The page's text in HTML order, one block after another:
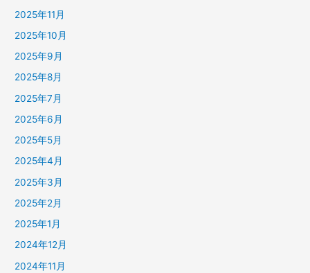
2025年11月
2025年10月
2025年9月
2025年8月
2025年7月
2025年6月
2025年5月
2025年4月
2025年3月
2025年2月
2025年1月
2024年12月
2024年11月